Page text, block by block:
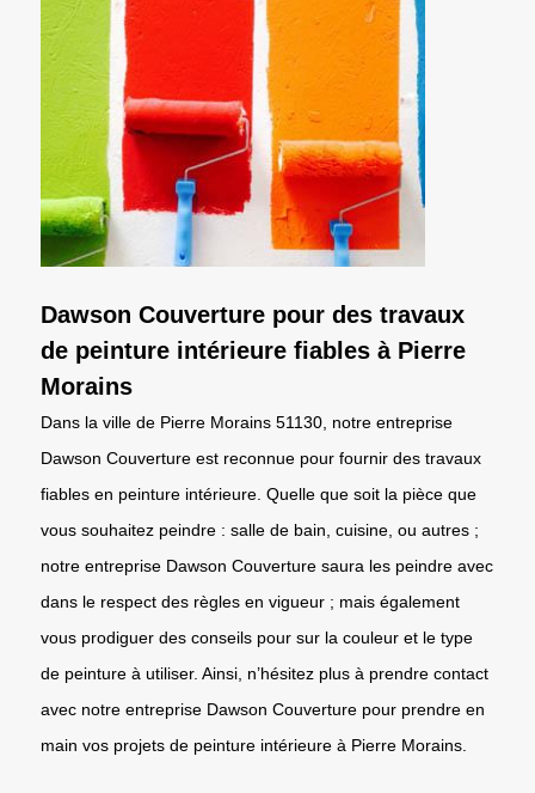
Dawson Couverture pour des travaux
de peinture intérieure fiables à Pierre
Morains
Dans la ville de Pierre Morains 51130, notre entreprise
Dawson Couverture est reconnue pour fournir des travaux
fiables en peinture intérieure. Quelle que soit la pièce que
vous souhaitez peindre : salle de bain, cuisine, ou autres ;
notre entreprise Dawson Couverture saura les peindre avec
dans le respect des règles en vigueur ; mais également
vous prodiguer des conseils pour sur la couleur et le type
de peinture à utiliser. Ainsi, n’hésitez plus à prendre contact
avec notre entreprise Dawson Couverture pour prendre en
main vos projets de peinture intérieure à Pierre Morains.